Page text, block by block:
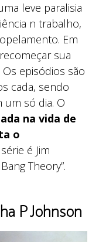
leve paralisia
n trabalho,
Em
sua
episódios são
cada, sendo
um só dia. O
na vida de
o
é Jim
Theory”.
P Johnson